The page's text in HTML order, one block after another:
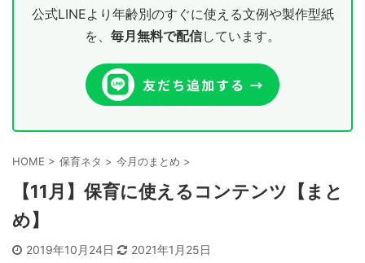
公式LINEより年齢別のすぐに使える文例や製作型紙
を、 毎月無料で配信しています。
HOME > 保育ネタ > 今月のまとめ >
【11月】保育に使えるコンテンツ【まと
め】
2019年10月24日 2021年1月25日